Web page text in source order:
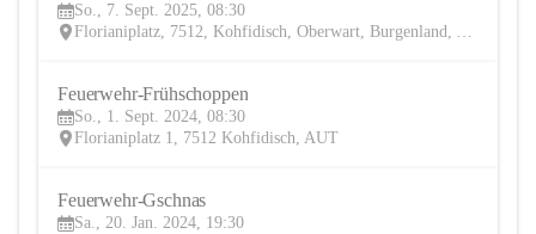
So., 7. Sept. 2025, 08:30
Florianiplatz, 7512, Kohfidisch, Oberwart, Burgenland, AUT
Feuerwehr-Frühschoppen
So., 1. Sept. 2024, 08:30
Florianiplatz 1, 7512 Kohfidisch, AUT
Feuerwehr-Gschnas
Sa., 20. Jan. 2024, 19:30